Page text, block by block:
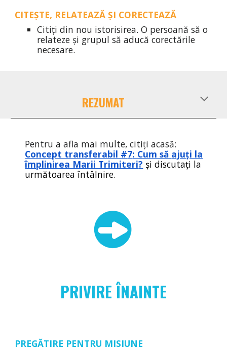
CITEȘTE, RELATEAZĂ ȘI CORECTEAZĂ
Citiți din nou istorisirea. O persoană să o
relateze și grupul să aducă corectările
necesare.
REZUMAT
Pentru a afla mai multe, citiți acasă:
Concept transferabil #7: Cum să ajuți la
împlinirea Marii Trimiteri? și discutați la
următoarea întâlnire.
PRIVIRE ÎNAINTE
PREGĂTIRE PENTRU MISIUNE